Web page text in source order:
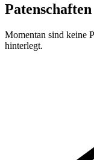
Patenschaften
Momentan sind keine
hinterlegt.